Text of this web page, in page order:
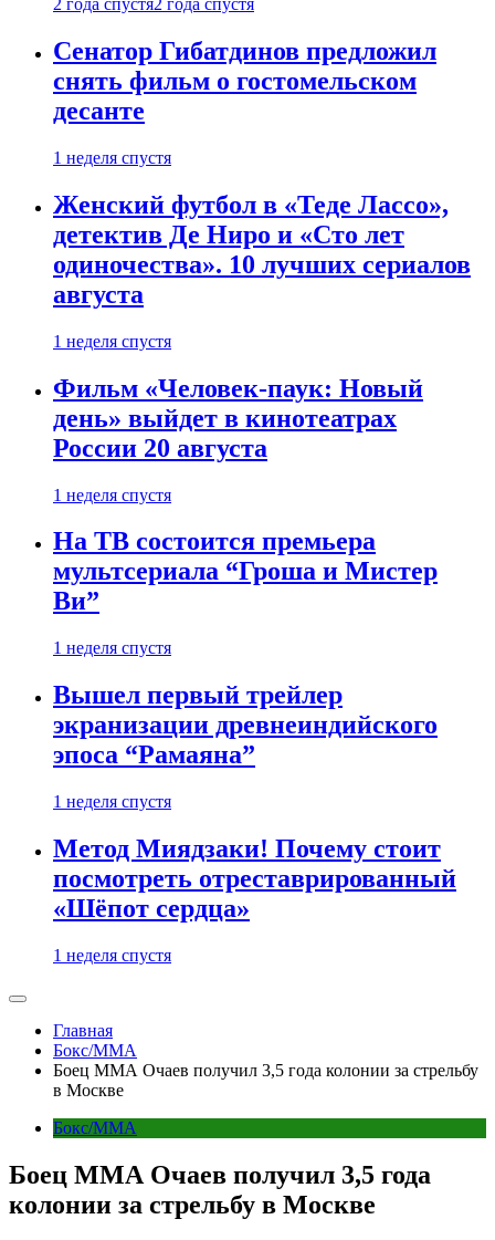
2 года спустя2 года спустя
Сенатор Гибатдинов предложил
снять фильм о гостомельском
десанте
1 неделя спустя
Женский футбол в «Теде Лассо»,
детектив Де Ниро и «Сто лет
одиночества». 10 лучших сериалов
августа
1 неделя спустя
Фильм «Человек-паук: Новый
день» выйдет в кинотеатрах
России 20 августа
1 неделя спустя
На ТВ состоится премьера
мультсериала “Гроша и Мистер
Ви”
1 неделя спустя
Вышел первый трейлер
экранизации древнеиндийского
эпоса “Рамаяна”
1 неделя спустя
Метод Миядзаки! Почему стоит
посмотреть отреставрированный
«Шёпот сердца»
1 неделя спустя
Главная
Бокс/MMA
Боец ММА Очаев получил 3,5 года колонии за стрельбу
в Москве
Бокс/MMA
Боец ММА Очаев получил 3,5 года
колонии за стрельбу в Москве